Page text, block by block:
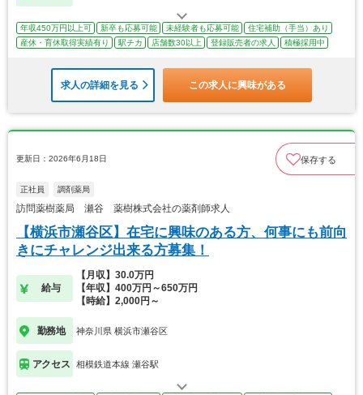
年収450万円以上可 新卒も応募可能 未経験者も応募可能
住宅補助（手当）あり
産休・育休取得実績有り
駅チカ 店舗数30以上 登録販売者の求人 積極採用中
求人の詳細を見る この求人に興味がある
更新日：2026年6月18日 保存する
正社員 調剤薬局
訪問薬樹薬局 瀬谷 薬樹株式会社の薬剤師求人
【横浜市瀬谷区】在宅に興味のある方、何事にも前向
きにチャレンジ出来る方募集！
給与
【月収】30.0万円
【年収】400万円～650万円
【時給】2,000円～
勤務地 神奈川県 横浜市瀬谷区
アクセス 相模鉄道本線 瀬谷駅